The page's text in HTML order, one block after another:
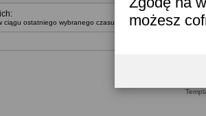
możesz
ciągu ostatniego wybranego czasu. Można wybrać metodę